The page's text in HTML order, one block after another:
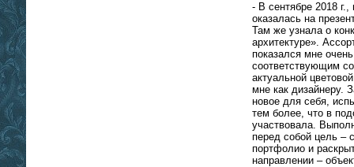
- В сентябре 2018
оказалась на
Там же узнала о
архитектуре».
показался мне
соответствующим
актуальной
мне как дизайнеру.
новое для себя,
тем более, что в
участвовала.
перед собой цель –
портфолио и
направлении –